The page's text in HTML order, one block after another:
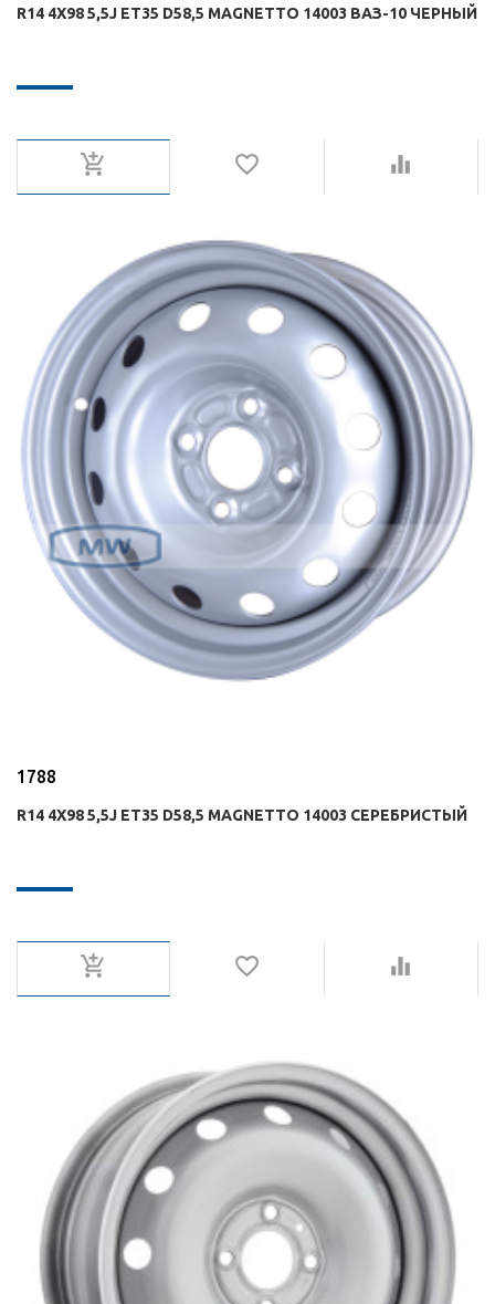
R14 4X98 5,5J ET35 D58,5 MAGNETTO 14003 ВАЗ-10 ЧЕРНЫЙ
1788
R14 4X98 5,5J ET35 D58,5 MAGNETTO 14003 СЕРЕБРИСТЫЙ